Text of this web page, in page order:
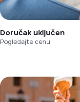
Doručak uključen
Pogledajte cenu